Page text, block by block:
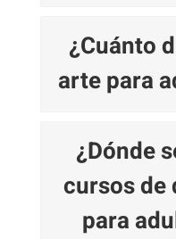
¿Cuánto
arte para
¿Dónde
cursos de
para